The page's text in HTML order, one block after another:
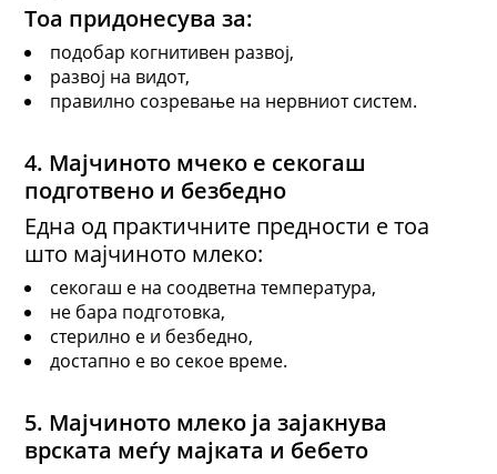
Тоа придонесува за:
подобар когнитивен развој,
развој на видот,
правилно созревање на нервниот систем.
4. Мајчиното мчеко е секогаш
подготвено и безбедно
Една од практичните предности е тоа
што мајчиното млеко:
секогаш е на соодветна температура,
не бара подготовка,
стерилно е и безбедно,
достапно е во секое време.
5. Мајчиното млеко ја зајакнува
врската меѓу мајката и бебето